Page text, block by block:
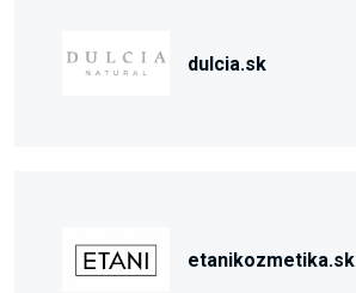
dulcia.sk
etanikozmetika.sk